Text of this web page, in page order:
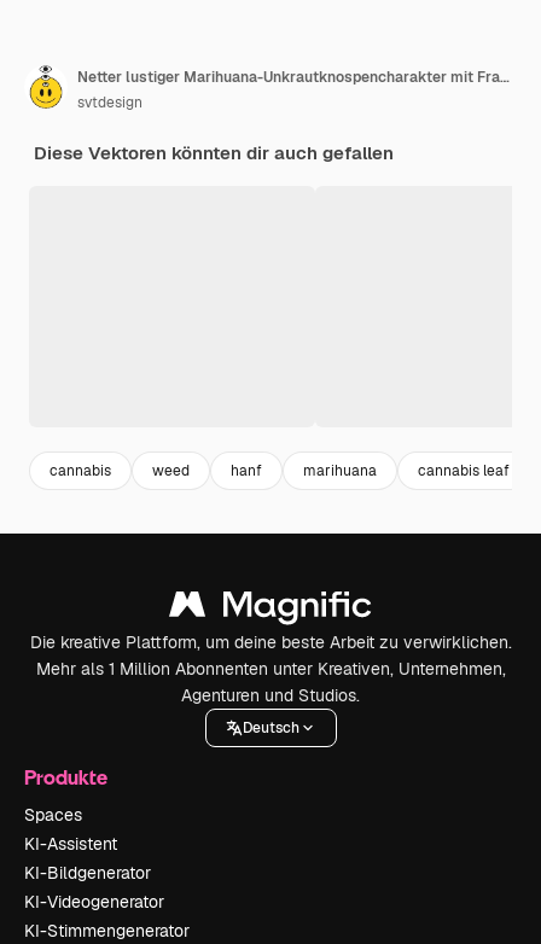
Netter lustiger Marihuana-Unkrautknospencharakter mit Fragezeichen und Ideenglühbirne.
svtdesign
Diese Vektoren könnten dir auch gefallen
cannabis weed hanf marihuana cannabis leaf
Die kreative Plattform, um deine beste Arbeit zu verwirklichen.
Mehr als 1 Million Abonnenten unter Kreativen, Unternehmen,
Agenturen und Studios.
Deutsch
Produkte
Spaces
KI-Assistent
KI-Bildgenerator
KI-Videogenerator
KI-Stimmengenerator